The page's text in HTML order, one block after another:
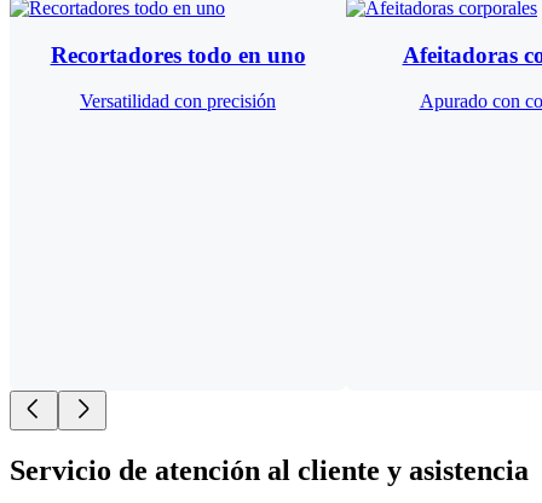
Recortadores todo en uno
Versatilidad con precisión
Afeitadoras
Apurado con
Servicio de atención al cliente y asistencia